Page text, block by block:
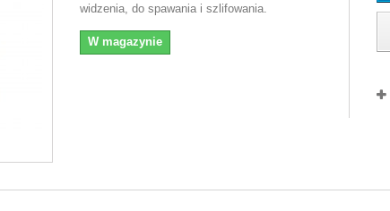
widzenia, do spawania i szlifowania.
W magazynie